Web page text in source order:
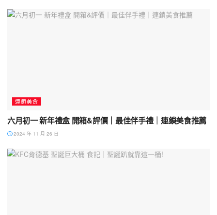
連鎖美食
六月初一 新年禮盒 開箱&評價｜最佳伴手禮｜連鎖美食推薦
2024 年 11 月 26 日